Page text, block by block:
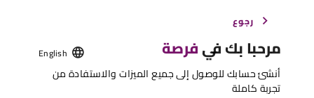
رجوع
مرحبا بك فيفرصة English
أنشئ حسابك للوصول إلى جميع الميزات والاستفادة من
تجربة كاملة